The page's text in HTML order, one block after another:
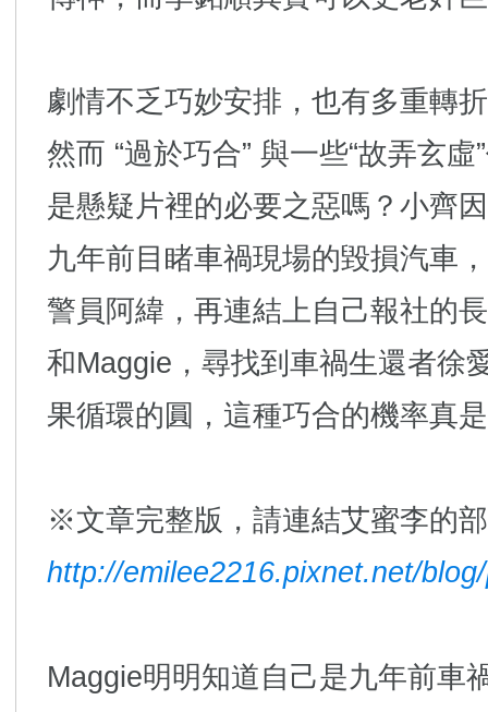
劇情不乏巧妙安排，也有多重轉
然而 “過於巧合” 與一些“故弄玄
是懸疑片裡的必要之惡嗎？小齊
九年前目睹車禍現場的毀損汽車
警員阿緯，再連結上自己報社的
和Maggie，尋找到車禍生還者徐
果循環的圓，這種巧合的機率真
※文章完整版，請連結艾蜜李的
http://emilee2216.pixnet.net/
Maggie明明知道自己是九年前車